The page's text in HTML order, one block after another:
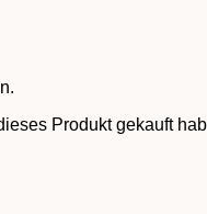
Produkt gekauft